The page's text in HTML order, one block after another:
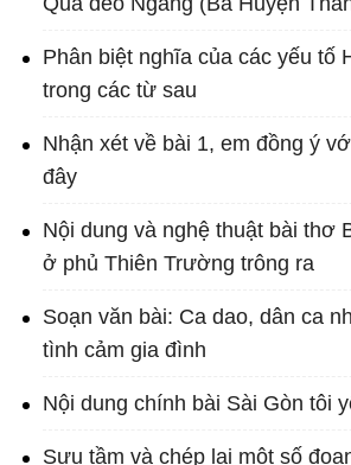
Phân biệt nghĩa của các yếu tố
trong các từ sau
Nhận xét về bài 1, em đồng ý
đây
Nội dung và nghệ thuật bài thơ
ở phủ Thiên Trường trông ra
Soạn văn bài: Ca dao, dân ca
tình cảm gia đình
Nội dung chính bài Sài Gòn tôi
Sưu tầm và chép lại một số